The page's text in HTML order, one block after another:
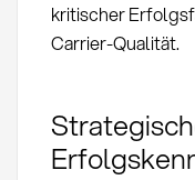
kritischer
Carrier-Qualität.